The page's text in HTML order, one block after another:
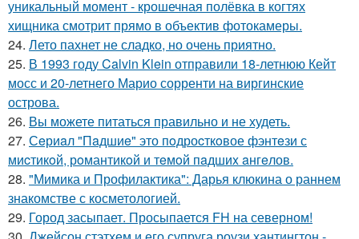
уникальный момент - крошечная полёвка в когтях
хищника смотрит прямо в объектив фотокамеры.
24. Лето пахнет не сладко, но очень приятно.
25. В 1993 году Calvin Klein отправили 18-летнюю Кейт
мосс и 20-летнего Марио сорренти на виргинские
острова.
26. Вы можете питаться правильно и не худеть.
27. Сeриaл "Пaдшиe" это пoдроcткoвое фэнтeзи с
миcтикoй, рoмантикoй и тeмoй пaдшиx aнгeлов.
28. "Мимика и Профилактика": Дарья клюкина о раннем
знакомстве с косметологией.
29. Город засыпает. Просыпается FH на северном!